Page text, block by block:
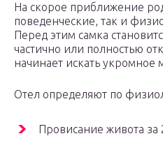
На скорое приближение
поведенческие, так и
Перед этим самка
частично или полностью
начинает искать укромное
Отел определяют по
Провисание живота